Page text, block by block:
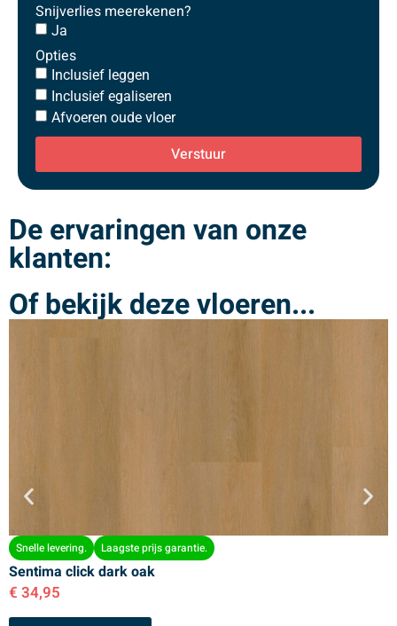
Snijverlies meerekenen?
Ja
Opties
Inclusief leggen
Inclusief egaliseren
Afvoeren oude vloer
Verstuur
De ervaringen van onze
klanten:
Of bekijk deze vloeren...
Snelle levering. Laagste prijs garantie.
Sentima click dark oak
€ 34,95